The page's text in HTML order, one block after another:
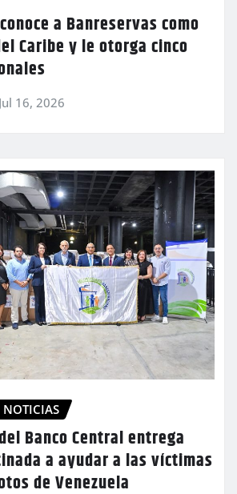
a Banreservas como
Caribe y le otorga cinco
Jul 16, 2026
NOTICIAS
Banco Central entrega
a ayudar a las víctimas
de Venezuela